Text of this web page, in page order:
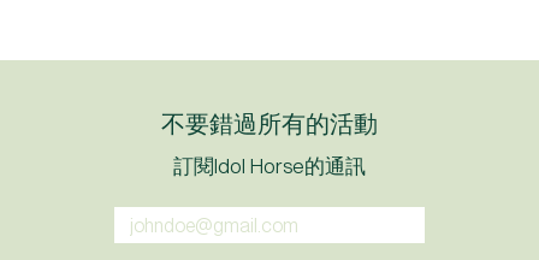
不要錯過所有的活動
訂閱Idol Horse的通訊